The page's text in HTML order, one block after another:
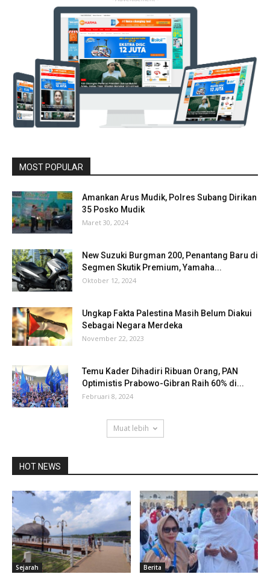
MOST POPULAR
Amankan Arus Mudik, Polres Subang Dirikan
35 Posko Mudik
Maret 30, 2024
New Suzuki Burgman 200, Penantang Baru di
Segmen Skutik Premium, Yamaha...
Oktober 12, 2024
Ungkap Fakta Palestina Masih Belum Diakui
Sebagai Negara Merdeka
November 22, 2023
Temu Kader Dihadiri Ribuan Orang, PAN
Optimistis Prabowo-Gibran Raih 60% di...
Februari 8, 2024
Muat lebih
HOT NEWS
Sejarah Berita